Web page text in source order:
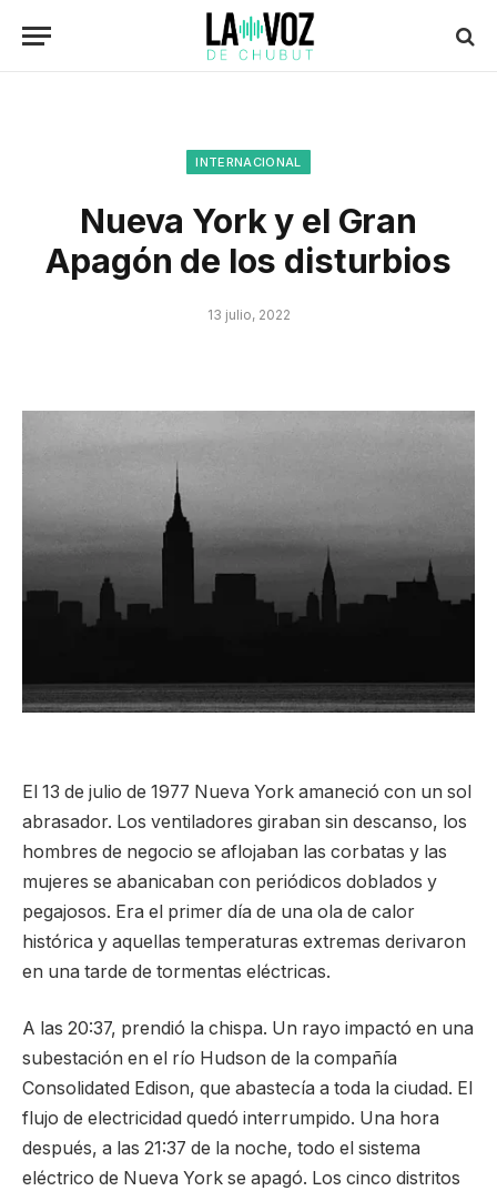
INTERNACIONAL
Nueva York y el Gran
Apagón de los disturbios
13 julio, 2022
El 13 de julio de 1977 Nueva York amaneció con un sol
abrasador. Los ventiladores giraban sin descanso, los
hombres de negocio se aflojaban las corbatas y las
mujeres se abanicaban con periódicos doblados y
pegajosos. Era el primer día de una ola de calor
histórica y aquellas temperaturas extremas derivaron
en una tarde de tormentas eléctricas.
A las 20:37, prendió la chispa. Un rayo impactó en una
subestación en el río Hudson de la compañía
Consolidated Edison, que abastecía a toda la ciudad. El
flujo de electricidad quedó interrumpido. Una hora
después, a las 21:37 de la noche, todo el sistema
eléctrico de Nueva York se apagó. Los cinco distritos